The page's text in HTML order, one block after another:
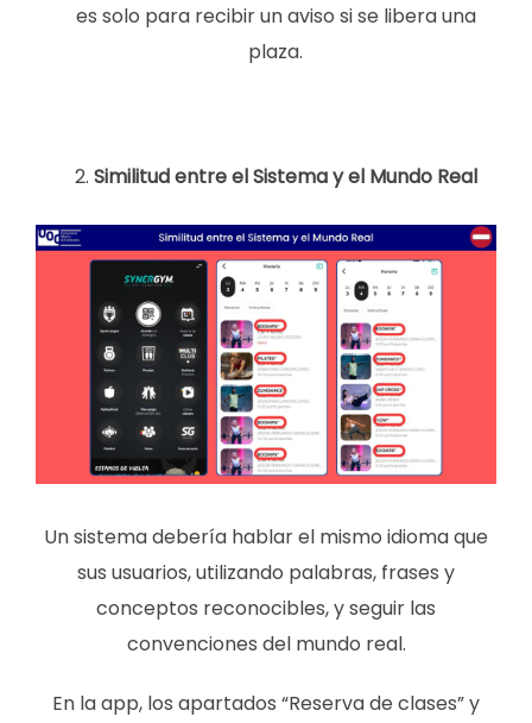
es solo para recibir un aviso si se libera una
plaza.
Similitud entre el Sistema y el Mundo Real
Un sistema debería hablar el mismo idioma que
sus usuarios, utilizando palabras, frases y
conceptos reconocibles, y seguir las
convenciones del mundo real.
En la app, los apartados “Reserva de clases” y